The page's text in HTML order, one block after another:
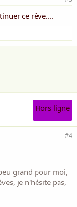
ce rêve....
Hors ligne
#4
grand pour moi,
je n'hésite pas,